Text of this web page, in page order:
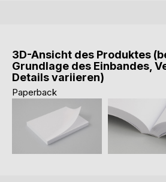
3D-Ansicht des Produktes
Grundlage des Einbandes,
Details variieren)
Paperback